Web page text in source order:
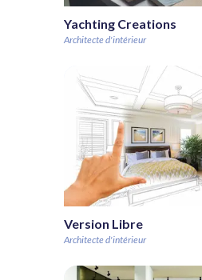
Yachting Creations
Architecte d'intérieur
Version Libre
Architecte d'intérieur